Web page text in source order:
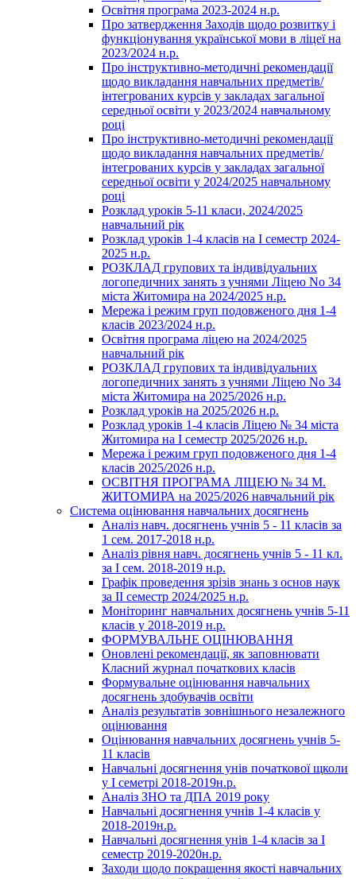
Освітня програма 2023-2024 н.р.
Про затвердження Заходів щодо розвитку і
функціонування української мови в ліцеї на
2023/2024 н.р.
Про інструктивно-методичні рекомендації
щодо викладання навчальних предметів/
інтегрованих курсів у закладах загальної
середньої освіти у 2023/2024 навчальному
році
Про інструктивно-методичні рекомендації
щодо викладання навчальних предметів/
інтегрованих курсів у закладах загальної
середньої освіти у 2024/2025 навчальному
році
Розклад уроків 5-11 класи, 2024/2025
навчальний рік
Розклад уроків 1-4 класів на І семестр 2024-
2025 н.р.
РОЗКЛАД групових та індивідуальних
логопедичних занять з учнями Ліцею No 34
міста Житомира на 2024/2025 н.р.
Мережа і режим груп подовженого дня 1-4
класів 2023/2024 н.р.
Освітня програма ліцею на 2024/2025
навчальний рік
РОЗКЛАД групових та індивідуальних
логопедичних занять з учнями Ліцею No 34
міста Житомира на 2025/2026 н.р.
Розклад уроків на 2025/2026 н.р.
Розклад уроків 1-4 класів Ліцею № 34 міста
Житомира на І семестр 2025/2026 н.р.
Мережа і режим груп подовженого дня 1-4
класів 2025/2026 н.р.
ОСВІТНЯ ПРОГРАМА ЛІЦЕЮ № 34 М.
ЖИТОМИРА на 2025/2026 навчальний рік
Система оцінювання навчальних досягнень
Аналіз навч. досягнень учнів 5 - 11 класів за
1 сем. 2017-2018 н.р.
Аналіз рівня навч. досягнень учнів 5 - 11 кл.
за І сем. 2018-2019 н.р.
Графік проведення зрізів знань з основ наук
за ІІ семестр 2024/2025 н.р.
Моніторинг навчальних досягнень учнів 5-11
класів у 2018-2019 н.р.
ФОРМУВАЛЬНЕ ОЦІНЮВАННЯ
Оновлені рекомендації, як заповнювати
Класний журнал початкових класів
Формувальне оцінювання навчальних
досягнень здобувачів освіти
Аналіз результатів зовнішнього незалежного
оцінювання
Оцінювання навчальних досягнень учнів 5-
11 класів
Навчальні досягнення унів початкової щколи
у І семетрі 2018-2019н.р.
Аналіз ЗНО та ДПА 2019 року
Навчальні досягнення учнів 1-4 класів у
2018-2019н.р.
Навчальні досягнення унів 1-4 класів за І
семестр 2019-2020н.р.
Заходи щодо покращення якості навчальних